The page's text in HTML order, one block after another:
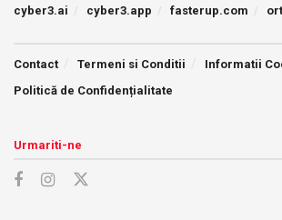
cyber3.ai cyber3.app fasterup.com
Contact Termeni si Conditii
Informatii
Politică de Confidențialitate
Urmariti-ne